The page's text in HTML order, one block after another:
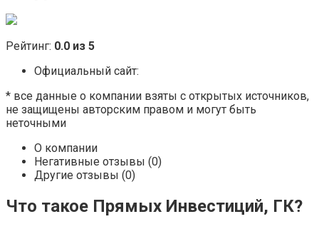
Рейтинг: 0.0 из 5
Официальный сайт:
* все данные о компании взяты с открытых источников,
не защищены авторским правом и могут быть
неточными
О компании
Негативные отзывы (0)
Другие отзывы (0)
Что такое Прямых Инвестиций, ГК?